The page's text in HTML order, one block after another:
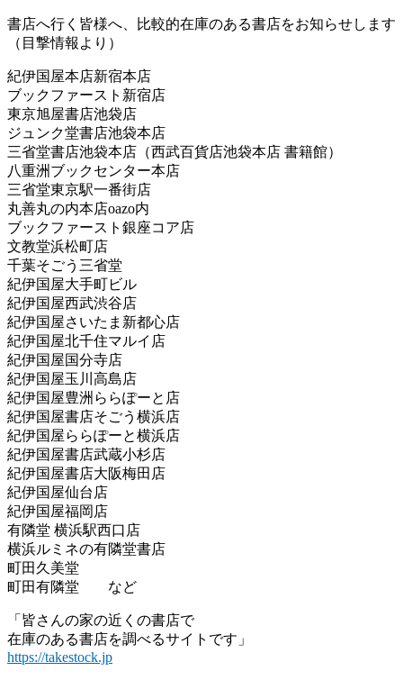
書店へ行く皆様へ、比較的在庫のある書店をお知らせします
（目撃情報より）
紀伊国屋本店新宿本店
ブックファースト新宿店
東京旭屋書店池袋店
ジュンク堂書店池袋本店
三省堂書店池袋本店（西武百貨店池袋本店 書籍館）
八重洲ブックセンター本店
三省堂東京駅一番街店
丸善丸の内本店oazo内
ブックファースト銀座コア店
文教堂浜松町店
千葉そごう三省堂
紀伊国屋大手町ビル
紀伊国屋西武渋谷店
紀伊国屋さいたま新都心店
紀伊国屋北千住マルイ店
紀伊国屋国分寺店
紀伊国屋玉川高島店
紀伊国屋豊洲ららぽーと店
紀伊国屋書店そごう横浜店
紀伊国屋ららぽーと横浜店
紀伊国屋書店武蔵小杉店
紀伊国屋書店大阪梅田店
紀伊国屋仙台店
紀伊国屋福岡店
有隣堂 横浜駅西口店
横浜ルミネの有隣堂書店
町田久美堂
町田有隣堂 など
「皆さんの家の近くの書店で
在庫のある書店を調べるサイトです」
https://takestock.jp